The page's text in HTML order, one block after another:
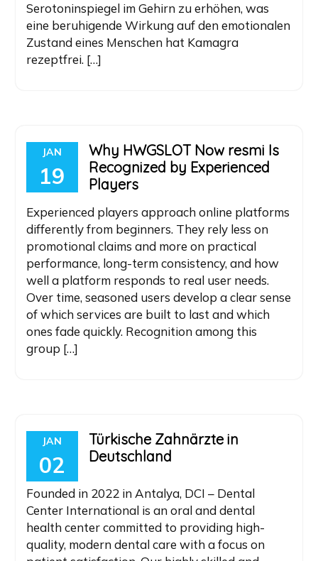
Serotoninspiegel im Gehirn zu erhöhen, was
eine beruhigende Wirkung auf den emotionalen
Zustand eines Menschen hat Kamagra
rezeptfrei. […]
JAN
19
Why HWGSLOT Now resmi Is
Recognized by Experienced
Players
Experienced players approach online platforms
differently from beginners. They rely less on
promotional claims and more on practical
performance, long-term consistency, and how
well a platform responds to real user needs.
Over time, seasoned users develop a clear sense
of which services are built to last and which
ones fade quickly. Recognition among this
group […]
JAN
02
Türkische Zahnärzte in
Deutschland
Founded in 2022 in Antalya, DCI – Dental
Center International is an oral and dental
health center committed to providing high-
quality, modern dental care with a focus on